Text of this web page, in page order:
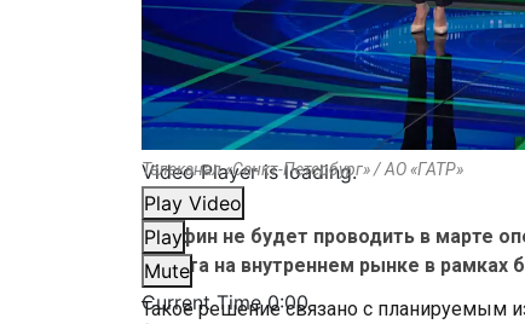
Video Player is loading.
Play Video
Play
Mute
Current Time0:00
Телеканал «Санкт-Петербург» / АО «ГАТР»
Минфин не будет проводить в марте
золота на внутреннем рынке в рамках
Такое решение связано с планируемым